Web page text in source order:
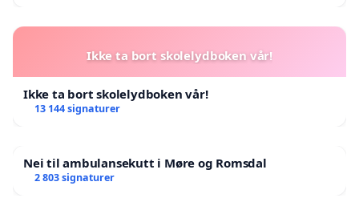
Ikke ta bort skolelydboken vår!
Ikke ta bort skolelydboken vår!
13 144 signaturer
Nei til ambulansekutt i Møre og Romsdal
2 803 signaturer